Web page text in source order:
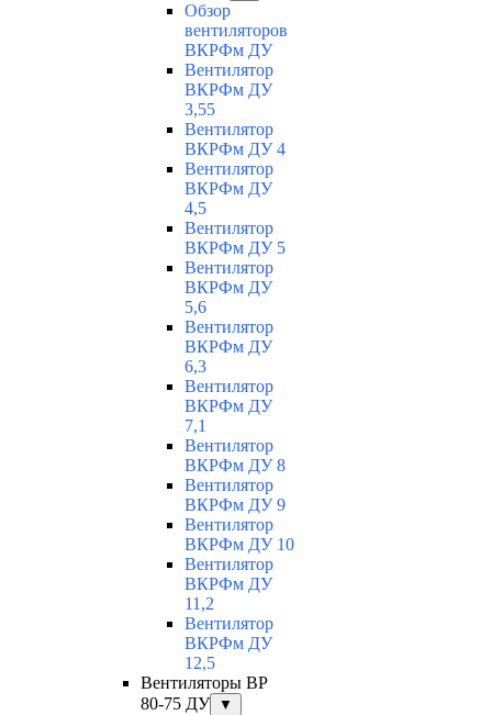
Обзор
вентиляторов
ВКРФм ДУ
Вентилятор
ВКРФм ДУ
3,55
Вентилятор
ВКРФм ДУ 4
Вентилятор
ВКРФм ДУ
4,5
Вентилятор
ВКРФм ДУ 5
Вентилятор
ВКРФм ДУ
5,6
Вентилятор
ВКРФм ДУ
6,3
Вентилятор
ВКРФм ДУ
7,1
Вентилятор
ВКРФм ДУ 8
Вентилятор
ВКРФм ДУ 9
Вентилятор
ВКРФм ДУ 10
Вентилятор
ВКРФм ДУ
11,2
Вентилятор
ВКРФм ДУ
12,5
Вентиляторы ВР
80-75 ДУ
▼